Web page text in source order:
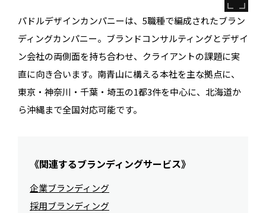
パドルデザインカンパニーは、5職種で編成されたブラン
ディングカンパニー。ブランドコンサルティングとデザイ
ン会社の両側面を持ち合わせ、クライアントの課題に実
直に向き合います。南青山に構える本社を主な拠点に、
東京・神奈川・千葉・埼玉の1都3件を中心に、北海道か
ら沖縄まで全国対応可能です。
《関連するブランディングサービス》
企業ブランディング
採用ブランディング